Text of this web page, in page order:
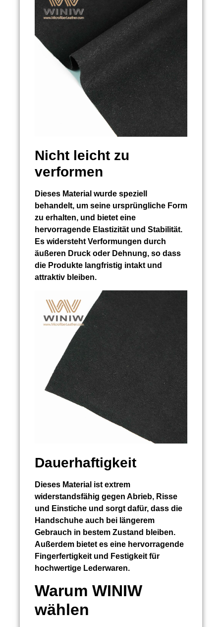
Nicht leicht zu
verformen
Dieses Material wurde speziell
behandelt, um seine ursprüngliche Form
zu erhalten, und bietet eine
hervorragende Elastizität und Stabilität.
Es widersteht Verformungen durch
äußeren Druck oder Dehnung, so dass
die Produkte langfristig intakt und
attraktiv bleiben.
Dauerhaftigkeit
Dieses Material ist extrem
widerstandsfähig gegen Abrieb, Risse
und Einstiche und sorgt dafür, dass die
Handschuhe auch bei längerem
Gebrauch in bestem Zustand bleiben.
Außerdem bietet es eine hervorragende
Fingerfertigkeit und Festigkeit für
hochwertige Lederwaren.
Warum WINIW
wählen